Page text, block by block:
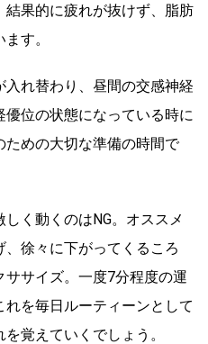
果的に疲れが抜けず、脂肪
す。
れ替わり、昼間の交感神経
位の状態になっている時に
めの大切な準備の時間で
く動くのはNG。オススメ
徐々に下がってくるころ
サイズ。一度7分程度の運
を毎日ルーティーンとして
覚えていくでしょう。